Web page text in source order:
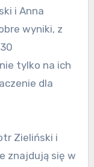
i Anna
wyniki, z
tylko na ich
dla
Zieliński i
znajdują się w